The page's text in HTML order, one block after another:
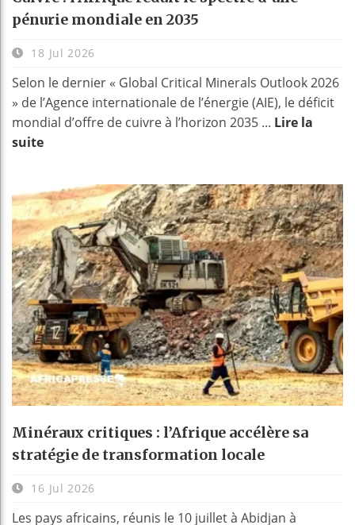
pénurie mondiale en 2035
18 Jul 2026
Selon le dernier « Global Critical Minerals Outlook 2026
» de l’Agence internationale de l’énergie (AIE), le déficit
mondial d’offre de cuivre à l’horizon 2035 ... Lire la
suite
Minéraux critiques : l’Afrique accélère sa
stratégie de transformation locale
16 Jul 2026
Les pays africains, réunis le 10 juillet à Abidjan à